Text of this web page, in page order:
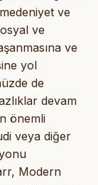
ve
ve
ve
yol
de
devam
önemli
veya diğer
Modern